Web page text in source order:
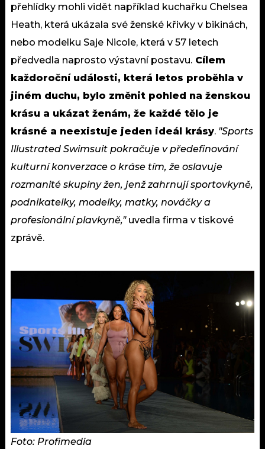
přehlídky mohli vidět například kuchařku Chelsea
Heath, která ukázala své ženské křivky v bikinách,
nebo modelku Saje Nicole, která v 57 letech
předvedla naprosto výstavní postavu. Cílem
každoroční události, která letos proběhla v
jiném duchu, bylo změnit pohled na ženskou
krásu a ukázat ženám, že každé tělo je
krásné a neexistuje jeden ideál krásy. "Sports
Illustrated Swimsuit pokračuje v předefinování
kulturní konverzace o kráse tím, že oslavuje
rozmanité skupiny žen, jenž zahrnují sportovkyně,
podnikatelky, modelky, matky, nováčky a
profesionální plavkyně,"uvedla firma v tiskové
zprávě.
Foto: Profimedia